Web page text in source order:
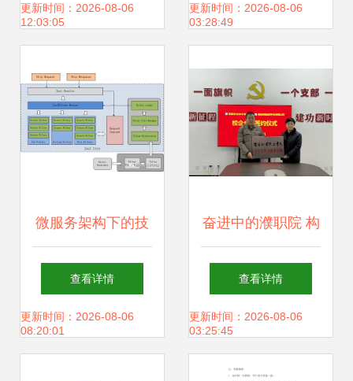
撑产业升级的上海
及技术服务
更新时间：2026-08-06
12:03:05
凭借什么故事赴港
更新时间：2026-08-06
03:28:49
微服务架构下的技
术选型指南 从实战
角度出发
查看详情
更新时间：2026-08-06
08:20:01
奋进中的濮职院 构
建‘三维五金’育人体
系，打造建筑职教
发展品牌技术咨询
查看详情
更新时间：2026-08-06
03:25:45